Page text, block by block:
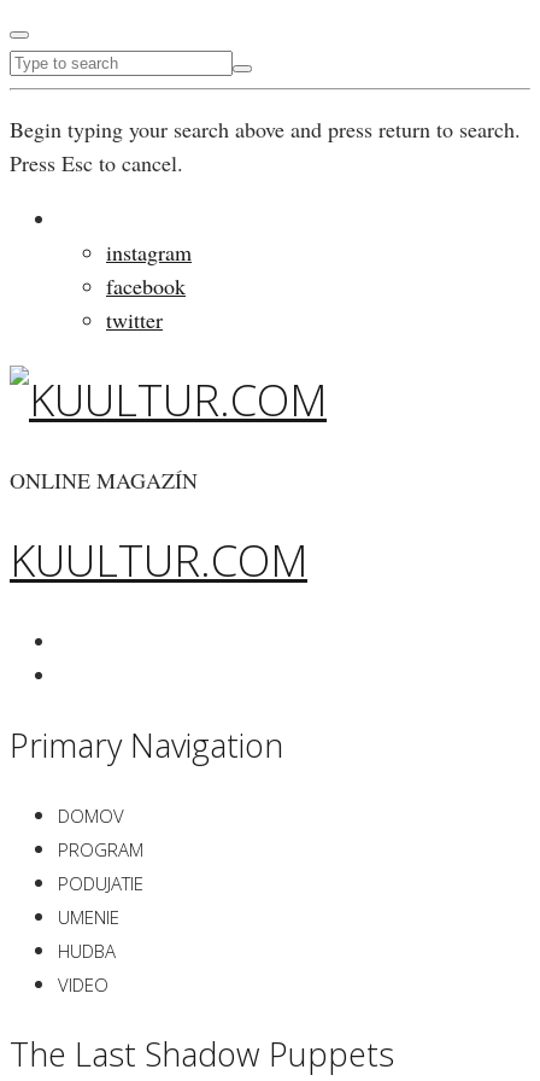
Begin typing your search above and press return to search.
Press Esc to cancel.
instagram
facebook
twitter
ONLINE MAGAZÍN
KUULTUR.COM
Primary Navigation
DOMOV
PROGRAM
PODUJATIE
UMENIE
HUDBA
VIDEO
The Last Shadow Puppets